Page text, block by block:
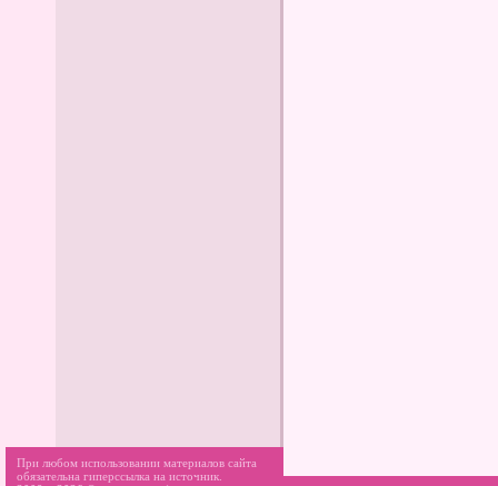
При любом использовании материалов сайта
обязательна гиперссылка на источник.